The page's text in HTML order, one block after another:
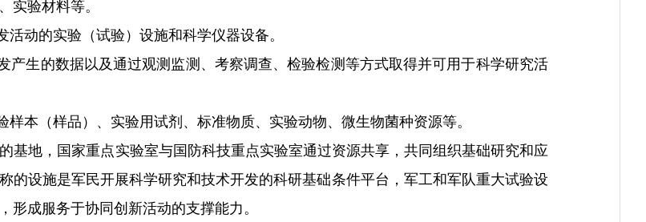
实验材料等。
动的实验（试验）设施和科学仪器设备。
生的数据以及通过观测监测、考察调查、检验检测等方式取得并可用于科学研究活
（样品）、实验用试剂、标准物质、实验动物、微生物菌种资源等。
地，国家重点实验室与国防科技重点实验室通过资源共享，共同组织基础研究和应
的设施是军民开展科学研究和技术开发的科研基础条件平台，军工和军队重大试验设
成服务于协同创新活动的支撑能力。